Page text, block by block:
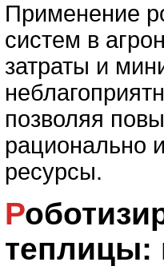
Применение
систем в
затраты и
позволяя
рационально
ресурсы.
Роботизированные
теплицы: